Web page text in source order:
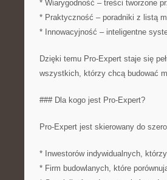
* Wiarygodność – treści tworzone
* Praktyczność – poradniki z listą
* Innowacyjność – inteligentne
Dzięki temu Pro-Expert staje się
wszystkich, którzy chcą budować
### Dla kogo jest Pro-Expert?
Pro-Expert jest skierowany do
* Inwestorów indywidualnych,
* Firm budowlanych, które